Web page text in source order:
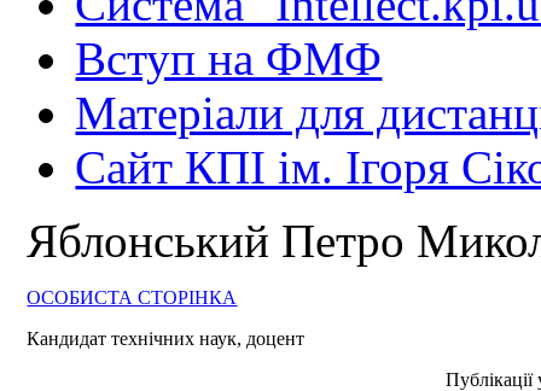
Вступ на ФМФ
Матеріали для
Сайт КПІ ім. Ігоря
Яблонський Петро
ОСОБИСТА СТОРІНКА
Кандидат технічних наук, доцент